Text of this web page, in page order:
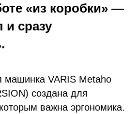
«из коробки» —
и сразу
машинка VARIS Metaho
создана для
важна эргономика.